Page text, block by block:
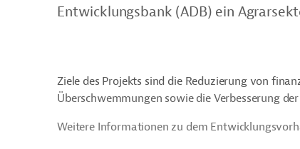
Entwicklungsbank (ADB) ein
Ziele des Projekts sind die Reduzierung von
Überschwemmungen sowie die Verbesserung
Weitere Informationen zu dem